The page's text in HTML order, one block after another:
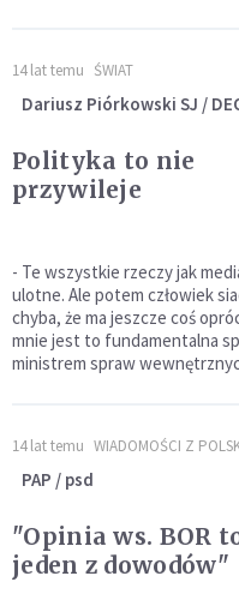
14 lat temu ŚWIAT
Dariusz Piórkowski SJ /
Polityka to nie
przywileje
- Te wszystkie rzeczy jak
ulotne. Ale potem człowiek
chyba, że ma jeszcze coś
mnie jest to fundamentalna
ministrem spraw
14 lat temu WIADOMOŚCI Z
PAP / psd
"Opinia ws. BOR
jeden z dowodów"